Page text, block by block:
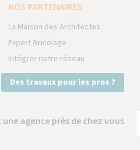
NOS PARTENAIRES
La Maison des Architectes
Expert Bricolage
Intégrer notre réseau
Des travaux pour les pros ?
agence près de chez vous